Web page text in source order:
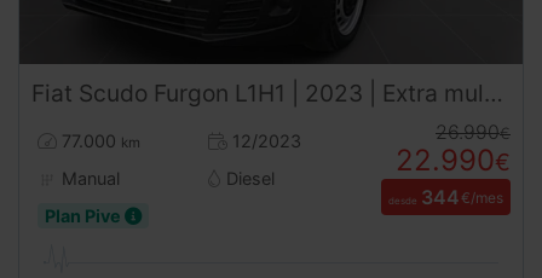
Fiat Scudo Furgon L1H1 | 2023 | Extra multimedia | Desde 358€ al mes
77.000 km
12/2023
Manual
Diesel
Plan Pive
26.990€
22.990€
desde 344€/mes